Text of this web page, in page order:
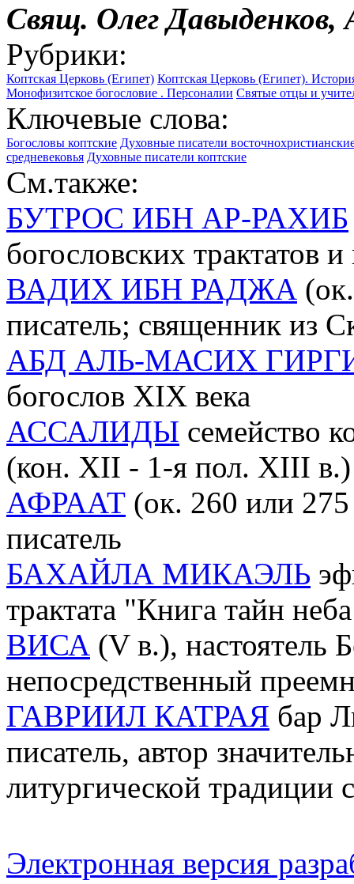
Свящ. Олег
Рубрики:
Коптская Церковь (Египет) Коптская Церковь (Египет).
Монофизитское богословие . Персоналии Святые отцы и
Ключевые слова:
Богословы коптские Духовные писатели
средневековья Духовные писатели коптские
См.также:
БУТРОС ИБН АР-РАХИБ
богословских трактатов
ВАДИХ ИБН РАДЖА
писатель; священник из
АБД АЛЬ-МАСИХ
богослов XIX века
АССАЛИДЫ семейство
(кон. XII - 1-я пол. XIII в.)
АФРААТ (ок. 260 или
писатель
БАХАЙЛА МИКАЭЛЬ
трактата "Книга тайн
ВИСА (V в.), настоятель
непосредственный
ГАВРИИЛ КАТРАЯ бар
писатель, автор
литургической традиции
Электронная версия